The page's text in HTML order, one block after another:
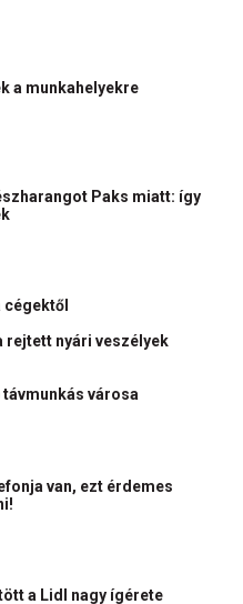
a munkahelyekre
Paks miatt: így
cégektől
rejtett nyári veszélyek
városa
van, ezt érdemes
a Lidl nagy ígérete